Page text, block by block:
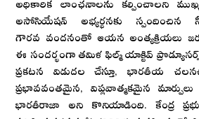
అసోసియేషన్ అభ్యర్థనకు స్పందించిన
గౌరవ వందనంతో ఆయన అంత్యక్రియలు
ఈ సందర్భంగా తమిళ ఫిల్మ్ యాక్టివ్
ప్రకటన విడుదల చేస్తూ, భారతీయ
ప్రభావవంతమైన, విప్లవాత్మకమైన
భారతీరాజా అని కొనియాడింది. కేంద్ర